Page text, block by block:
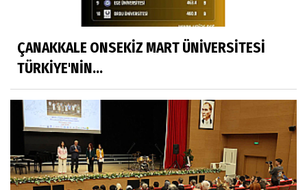
ÇANAKKALE ONSEKİZ MART ÜNİVERSİTESİ
TÜRKİYE'NİN...